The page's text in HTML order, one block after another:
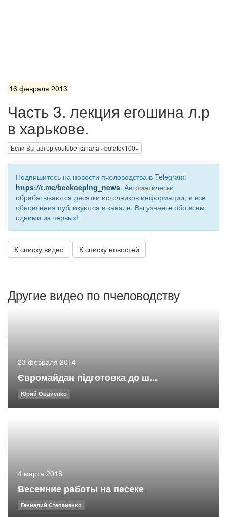
16 февраля 2013
Часть 3. лекция егошина л.р
в харькове.
Если Вы автор youtube-канала «bulatov100»
Подпишитесь на новости пчеловодства в Telegram:
https://t.me/beekeeping_news. Автоматически
обрабатываются десятки источников информации, и все
обновления публикуются в канале. Вы узнаете обо всем
одними из первых!
К списку видео К списку новостей
Другие видео по пчеловодству
23 февраля 2014
Євромайдан підготовка до ш...
Юрий Овдиенко
4 марта 2018
Весенние работы на пасеке
Геннадий Степаненко